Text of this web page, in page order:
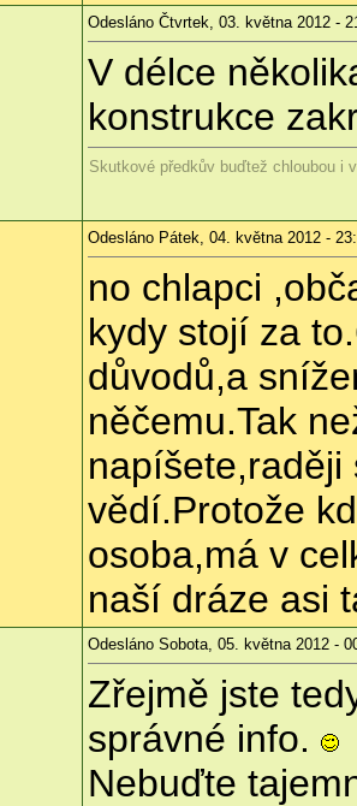
Odesláno Čtvrtek, 03. května 2012 -
V délce
konstrukce
Skutkové předkův buďtež chloubou i
Odesláno Pátek, 04. května 2012 -
no chlapci
kydy stojí za
důvodů,a
něčemu.Tak
napíšete,raději
vědí.Protože
osoba,má v
naší dráze asi
Odesláno Sobota, 05. května 2012 -
Zřejmě jste
správné info.
Nebuďte